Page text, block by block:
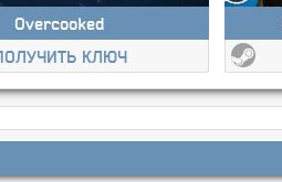
Overcooked
КЛЮЧ